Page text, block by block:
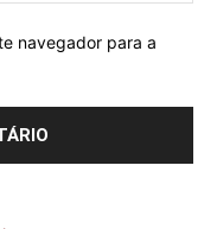
navegador para a